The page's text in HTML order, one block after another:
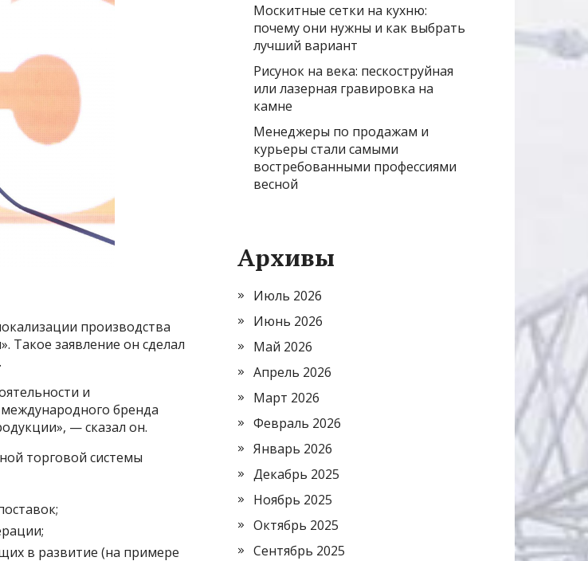
производства
Такое заявление он сделал
и
бренда
— сказал он.
торговой системы
в развитие (на примере
Москитные сетки на кухню:
почему они нужны и как выбрать
лучший вариант
Рисунок на века: пескоструйная
или лазерная гравировка на
камне
Менеджеры по продажам и
курьеры стали самыми
востребованными профессиями
весной
Архивы
Июль 2026
Июнь 2026
Май 2026
Апрель 2026
Март 2026
Февраль 2026
Январь 2026
Декабрь 2025
Ноябрь 2025
Октябрь 2025
Сентябрь 2025